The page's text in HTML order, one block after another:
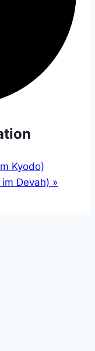
Kyodo)
Devah) »